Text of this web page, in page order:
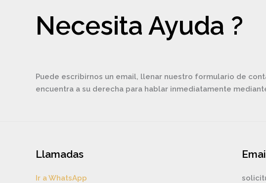
Necesita Ayuda ?
Puede escribirnos un email, llenar nuestro formulario de
encuentra a su derecha para hablar inmediatamente
Llamadas
Ir a WhatsApp